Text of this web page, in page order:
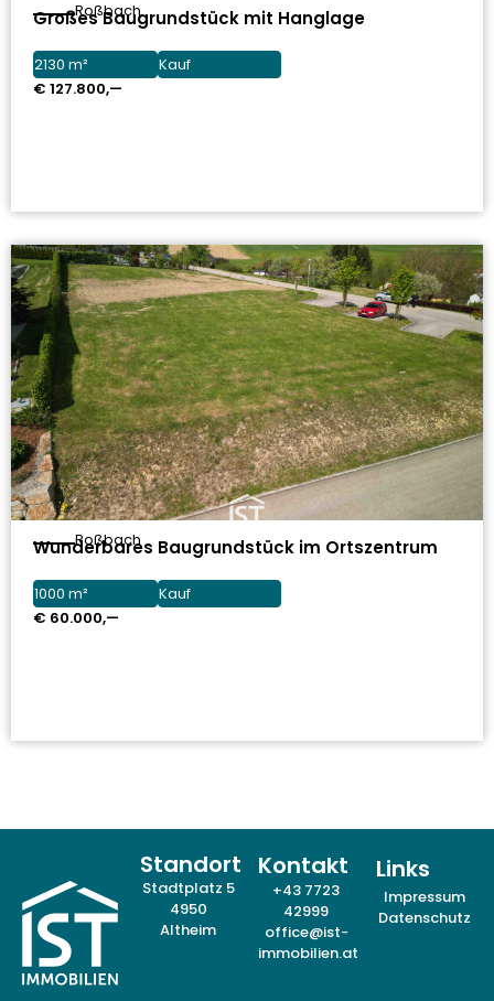
Roßbach
Großes Baugrundstück mit Hanglage
2130 m²
Kauf
€ 127.800,—
Roßbach
Wunderbares Baugrundstück im Ortszentrum
1000 m²
Kauf
€ 60.000,—
Standort
Stadtplatz 5
4950
Altheim
Kontakt
+43 7723
42999
office@ist-
immobilien.at
Links
Impressum
Datenschutz